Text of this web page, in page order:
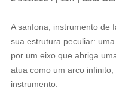
A sanfona, instrumento de
sua estrutura peculiar:
por um eixo que abriga
atua como um arco
instrumento.